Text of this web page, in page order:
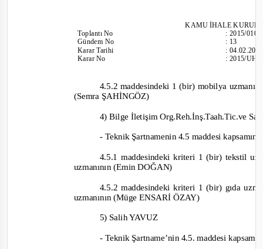
KAMU İHALE
ToplantıNo
Gündem No
Karar Tarihi
Karar No
:2015/010
: 13
:
:2015/
4.5.2 maddesindeki 1 (bir) mobilya
(Semra ŞAHİNGÖZ)
4) Bilge İletişim Org.Reh.İnş.Taah.Tic.ve
- Teknik Şartnamenin 4.5 maddesi
4.5.1 maddesindeki kriteri 1 (bir) tekstil
uzmanının (Emin DOĞAN)
4.5.2 maddesindeki kriteri 1 (bir) gıda
uzmanının (Müge ENSARİ ÖZAY)
5) Salih YAVUZ
- Teknik Şartname’nin 4.5. maddesi